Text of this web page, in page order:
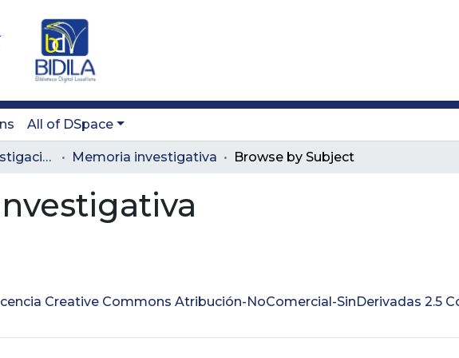
All of DSpace
Sistema de Investigación Lasallista Memoria investigativa Browse by Subject
Creative Commons Atribución-NoComercial-SinDerivadas 2.5